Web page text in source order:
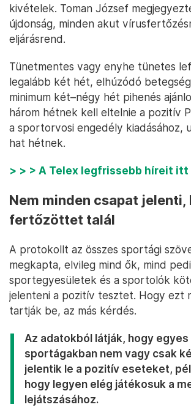
kivételek. Toman József
újdonság, minden akut
eljárásrend.
Tünetmentes vagy enyhe tünetes
legalább két hét, elhúzódó
minimum két–négy hét pihenés
három hétnek kell eltelnie a pozitív
a sportorvosi engedély kiadásához,
hat hétnek.
> > > A Telex legfrissebb híreit
Nem minden csapat jelenti,
fertőzöttet talál
A protokollt az összes sportági
megkapta, elvileg mind ők, mind
sportegyesületek és a sportolók
jelenteni a pozitív tesztet. Hogy ezt
tartják be, az más kérdés.
Az adatokból látják, hogy egyes
sportágakban nem vagy csak
jelentik le a pozitív eseteket,
hogy legyen elég játékosuk a
lejátszásához.